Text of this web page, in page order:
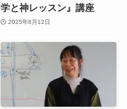
学と神レッスン』講座
2025年8月12日